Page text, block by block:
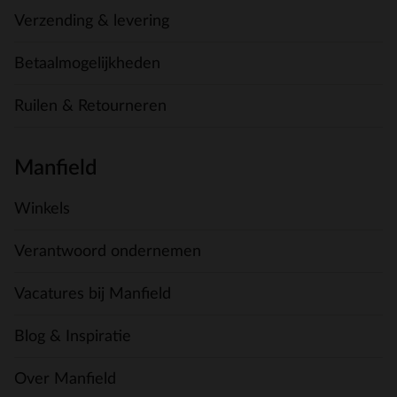
Verzending & levering
Betaalmogelijkheden
Ruilen & Retourneren
Manfield
Winkels
Verantwoord ondernemen
Vacatures bij Manfield
Blog & Inspiratie
Over Manfield